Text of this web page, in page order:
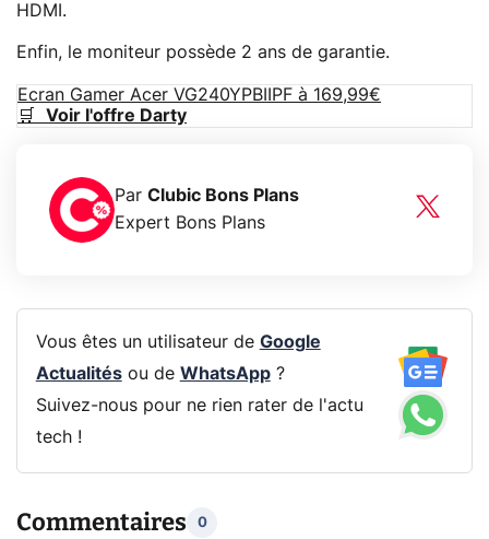
HDMI.
Enfin, le moniteur possède 2 ans de garantie.
Ecran Gamer Acer VG240YPBIIPF à 169,99€
🛒 Voir l'offre Darty
Par Clubic Bons Plans
Expert Bons Plans
Vous êtes un utilisateur de Google
Actualitésou de WhatsApp?
Suivez-nous pour ne rien rater de l'actu
tech !
Commentaires 0